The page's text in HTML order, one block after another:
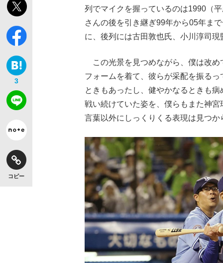
3
コピー
列でマイクを握っているのは1990（
さんの後を引き継ぎ99年から05年ま
に、後列には古田敦也氏、小川淳司現
この光景を見つめながら、僕は改め
フォームを着て、彼らが采配を振る
ときもあったし、健やかなるときも
戦い続けていた姿を、僕らもまた神
言葉以外にしっくりくる表現は見つか